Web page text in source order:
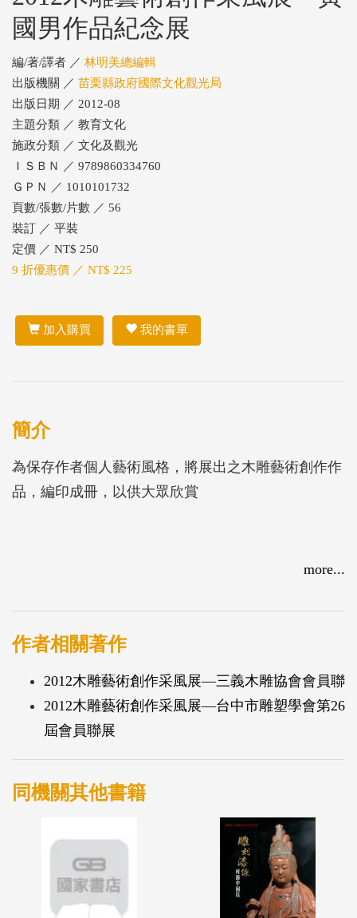
國男作品紀念展
編/著/譯者 ／ 林明美總編輯
出版機關 ／ 苗栗縣政府國際文化觀光局
出版日期 ／ 2012-08
主題分類 ／ 教育文化
施政分類 ／ 文化及觀光
ＩＳＢＮ ／ 9789860334760
ＧＰＮ ／ 1010101732
頁數/張數/片數 ／ 56
裝訂 ／ 平裝
定價 ／ NT$ 250
9 折優惠價 ／ NT$ 225
加入購買 我的書單
簡介
為保存作者個人藝術風格，將展出之木雕藝術創作作
品，編印成冊，以供大眾欣賞
more...
作者相關著作
2012木雕藝術創作采風展—三義木雕協會會員聯
2012木雕藝術創作采風展—台中市雕塑學會第26
屆會員聯展
同機關其他書籍